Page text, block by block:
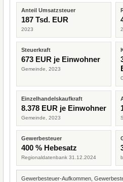
Anteil Umsatzsteuer
187 Tsd. EUR
2023
Steuerkraft
673 EUR je Einwohner
Gemeinde, 2023
Einzelhandelskaufkraft
8.378 EUR je Einwohner
Gemeinde, 2023
Gewerbesteuer
400 % Hebesatz
Regionaldatenbank 31.12.2024
Gewerbesteuer-Aufkommen,